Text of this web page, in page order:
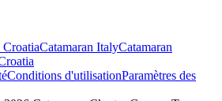
CroatiaCatamaran ItalyCatamaran
Conditions d'utilisationParamètres des